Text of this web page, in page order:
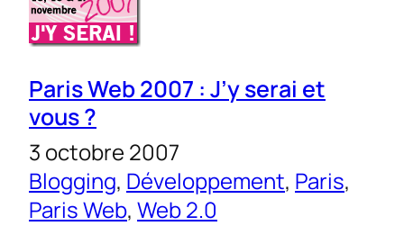
Paris Web 2007 : J’y serai et
vous ?
3 octobre 2007
Blogging, Développement, Paris
Paris Web, Web 2.0